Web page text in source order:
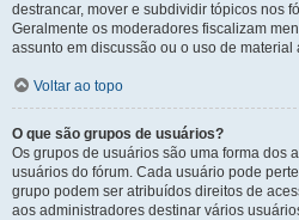
destrancar, mover e subdividir tópicos nos
Geralmente os moderadores fiscalizam
assunto em discussão ou o uso de material
Voltar ao topo
O que são grupos de usuários?
Os grupos de usuários são uma forma dos
usuários do fórum. Cada usuário pode
grupo podem ser atribuídos direitos de
aos administradores destinar vários